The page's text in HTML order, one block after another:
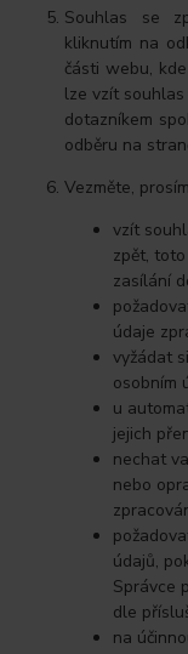
Souhlas se
kliknutím na
části webu,
lze vzít
dotazníkem
odběru na
Vezměte,
vzít
zpět,
zasílání
údaje
vyžádat
osobním
u
jejich
nechat
nebo
údajů,
Správce
dle
na